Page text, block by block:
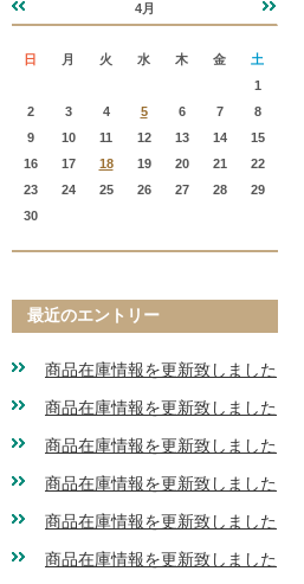
«
4月
»
日 月 火 水 木 金
土
1
2
3 4 5 6 7
8
9
10 11 12 13 14
15
16
17 18 19 20 21
22
23
24 25 26 27 28
29
30
最近のエントリー
商品在庫情報を更新致しました
商品在庫情報を更新致しました
商品在庫情報を更新致しました
商品在庫情報を更新致しました
商品在庫情報を更新致しました
商品在庫情報を更新致しました